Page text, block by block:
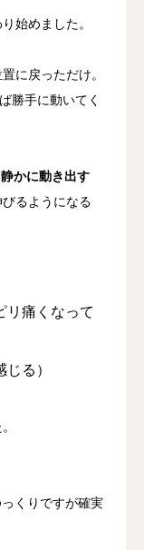
始めました。
に戻っただけ。
勝手に動いてく
かに動き出す
るようになる
リ痛くなって
る）
っくりですが確実